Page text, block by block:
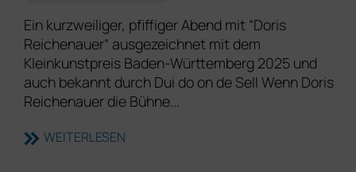
Ein kurzweiliger, pfiffiger Abend mit “Doris
Reichenauer“ ausgezeichnet mit dem
Kleinkunstpreis Baden-Württemberg 2025 und
auch bekannt durch Dui do on de Sell Wenn Doris
Reichenauer die Bühne...
WEITERLESEN